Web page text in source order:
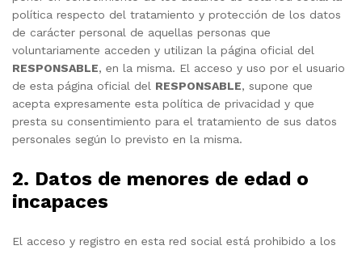
política respecto del tratamiento y protección de los datos
de carácter personal de aquellas personas que
voluntariamente acceden y utilizan la página oficial del
RESPONSABLE, en la misma. El acceso y uso por el usuario
de esta página oficial del RESPONSABLE, supone que
acepta expresamente esta política de privacidad y que
presta su consentimiento para el tratamiento de sus datos
personales según lo previsto en la misma.
2. Datos de menores de edad o
incapaces
El acceso y registro en esta red social está prohibido a los